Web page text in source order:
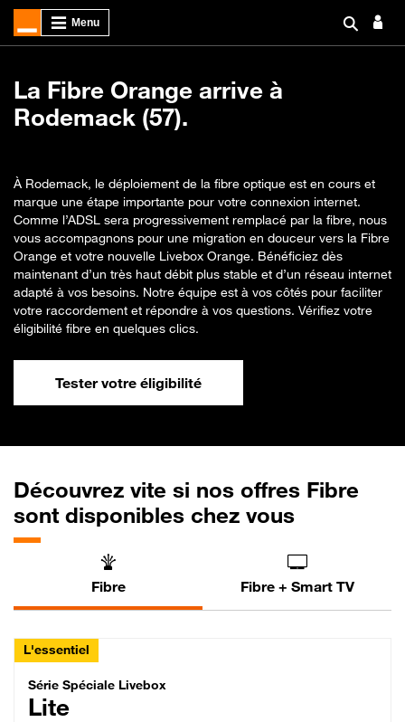
La Fibre Orange arrive à
Rodemack (57).
À Rodemack, le déploiement de la fibre optique est en cours et
marque une étape importante pour votre connexion internet.
Comme l’ADSL sera progressivement remplacé par la fibre, nous
vous accompagnons pour une migration en douceur vers la Fibre
Orange et votre nouvelle Livebox Orange. Bénéficiez dès
maintenant d’un très haut débit plus stable et d’un réseau internet
adapté à vos besoins. Notre équipe est à vos côtés pour faciliter
votre raccordement et répondre à vos questions. Vérifiez votre
éligibilité fibre en quelques clics.
Tester votre éligibilité
Découvrez vite si nos offres Fibre
sont disponibles chez vous
Fibre Fibre + Smart TV
L'essentiel
Série Spéciale Livebox Lite Fibre
Série Spéciale Livebox
Lite